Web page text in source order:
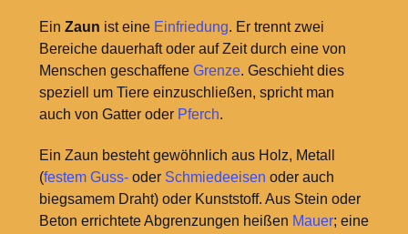
Ein Zaun ist eine Einfriedung. Er trennt zwei
Bereiche dauerhaft oder auf Zeit durch eine von
Menschen geschaffene Grenze. Geschieht dies
speziell um Tiere einzuschließen, spricht man
auch von Gatter oder Pferch.
Ein Zaun besteht gewöhnlich aus Holz, Metall
(festem Guss-oder Schmiedeeisen oder auch
biegsamem Draht) oder Kunststoff. Aus Stein oder
Beton errichtete Abgrenzungen heißen Mauer; eine